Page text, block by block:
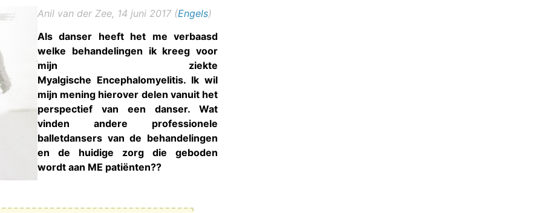
Anil van der Zee, 14 juni 2017 (Engels)
Als danser heeft het me verbaasd
welke behandelingen ik kreeg voor
mijn ziekte
Myalgische Encephalomyelitis. Ik wil
mijn mening hierover delen vanuit het
perspectief van een danser. Wat
vinden andere professionele
balletdansers van de behandelingen
en de huidige zorg die geboden
wordt aan ME patiënten??